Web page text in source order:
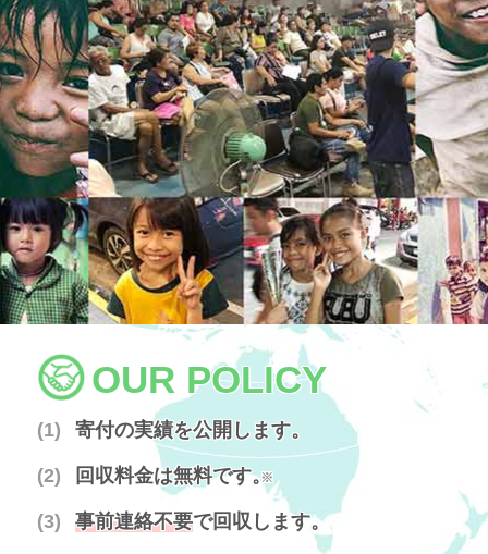
OUR POLICY
寄付の実績を公開します。
回収料金は無料です。
※
事前連絡不要で回収します。